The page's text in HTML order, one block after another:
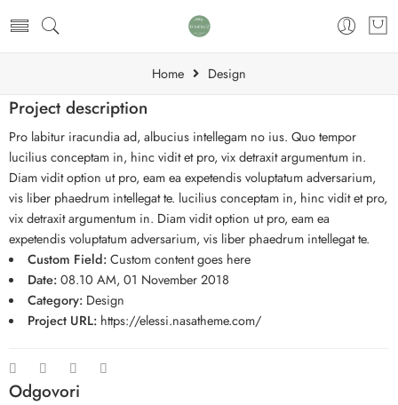
Home Design
Project description
Pro labitur iracundia ad, albucius intellegam no ius. Quo tempor
lucilius conceptam in, hinc vidit et pro, vix detraxit argumentum in.
Diam vidit option ut pro, eam ea expetendis voluptatum adversarium,
vis liber phaedrum intellegat te. lucilius conceptam in, hinc vidit et pro,
vix detraxit argumentum in. Diam vidit option ut pro, eam ea
expetendis voluptatum adversarium, vis liber phaedrum intellegat te.
Custom Field:Custom content goes here
Date:08.10 AM, 01 November 2018
Category: Design
Project URL: https://elessi.nasatheme.com/
Odgovori